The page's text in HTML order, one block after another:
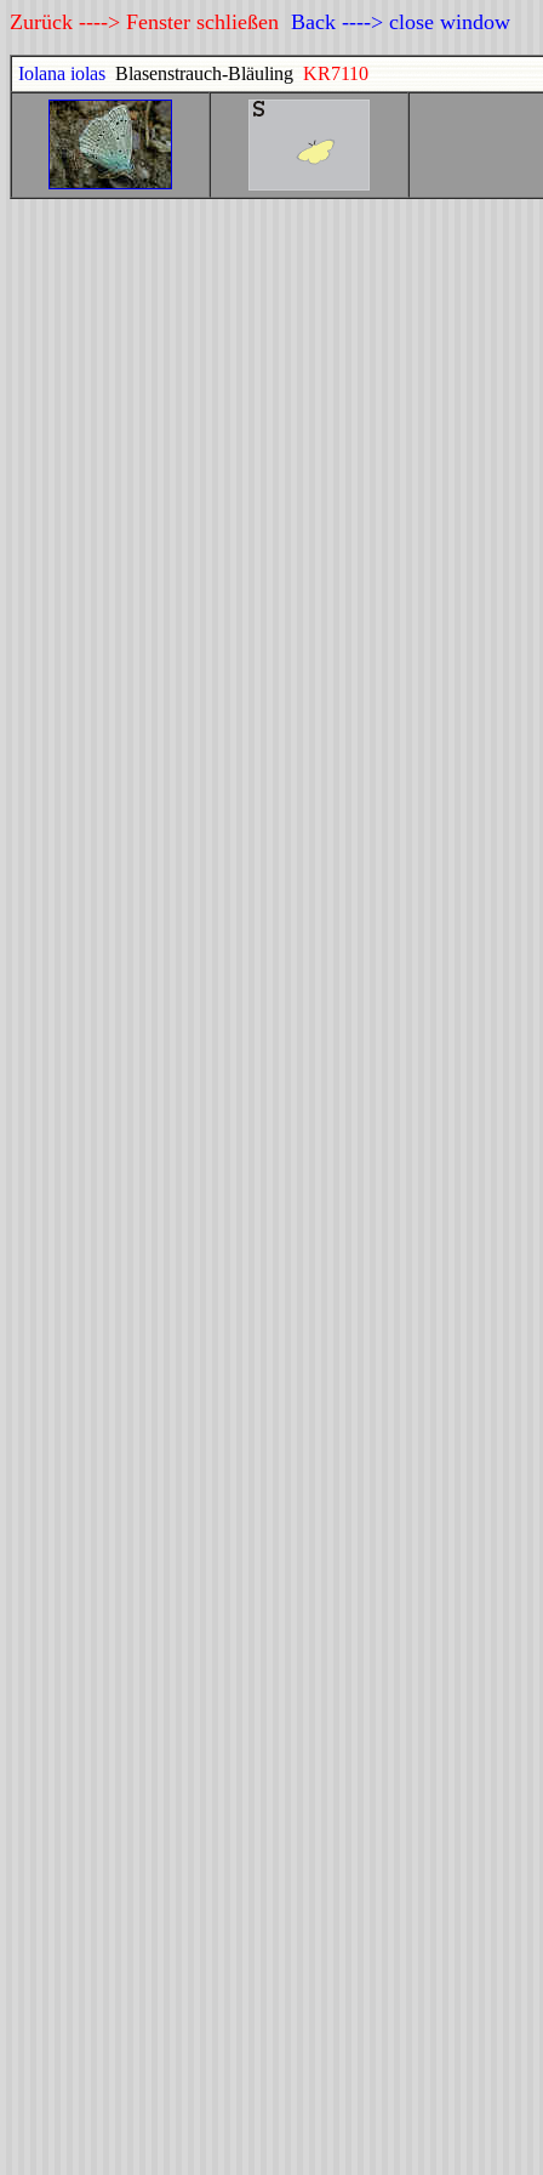
Zurück ----> Fenster schließen Back ----> close window
Iolana iolas Blasenstrauch-Bläuling KR7110